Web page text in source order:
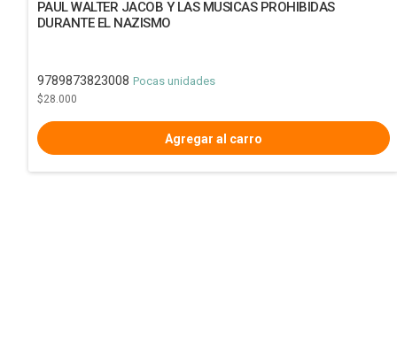
PAUL WALTER JACOB Y LAS MUSICAS PROHIBIDAS
DURANTE EL NAZISMO
9789873823008 Pocas unidades
$28.000